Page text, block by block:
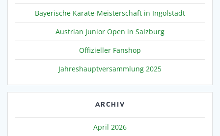
Bayerische Karate-Meisterschaft in Ingolstadt
Austrian Junior Open in Salzburg
Offizieller Fanshop
Jahreshauptversammlung 2025
ARCHIV
April 2026